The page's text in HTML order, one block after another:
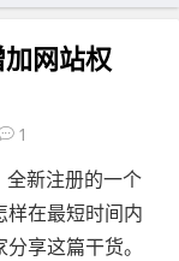
网站权
1
全新注册的一个
样在最短时间内
享这篇干货。